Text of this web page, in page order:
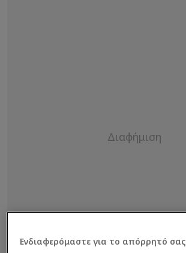
Ενδιαφερόμαστε για το απόρρητό σας